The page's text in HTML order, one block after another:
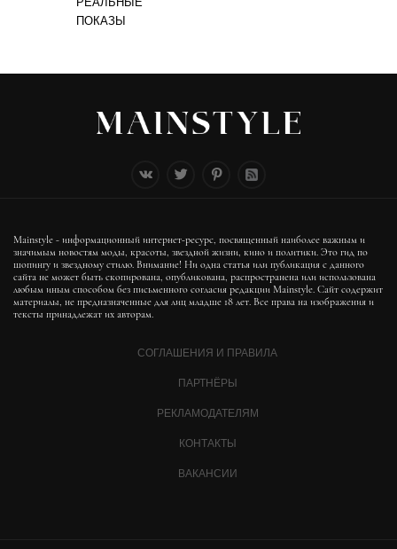
ПОКАЗЫ
Mainstyle - информационный интернет-ресурс, посвященный наиболее важным и
значимым новостям моды, красоты, звездной жизни, кино и политики. Это гид по
шопингу и звездному стилю. Внимание! Ни одна статья или публикация с данного
сайта не может быть скопирована, опубликована, распространена или использована
любым иным способом без письменного согласия редакции Mainstyle. Сайт содержит
материалы, не предназначенные для лиц младше 18 лет. Все права на изображения и
тексты принадлежат их авторам.
СОГЛАШЕНИЯ И ПРАВИЛА
ПАРТНЁРЫ
РЕКЛАМОДАТЕЛЯМ
КОНТАКТЫ
ВАКАНСИИ